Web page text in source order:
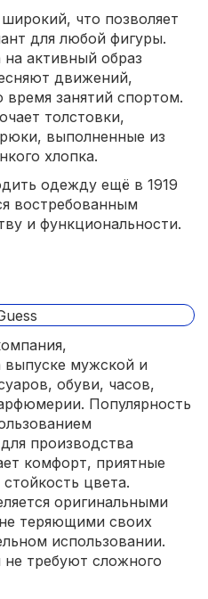
что позволяет
для любой фигуры.
активный образ
движений,
занятий спортом.
толстовки,
выполненные из
хлопка.
одежду ещё в 1919
востребованным
и функциональности.
выпуске мужской и
обуви, часов,
Популярность
производства
комфорт, приятные
цвета.
оригинальными
теряющими своих
использовании.
требуют сложного